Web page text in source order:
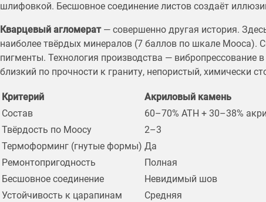
шлифовкой. Бесшовное соединение листов создаёт
Кварцевый агломерат— совершенно другая история.
наиболее твёрдых минералов (7 баллов по шкале
пигменты. Технология производства — вибропрессование
близкий по прочности к граниту, непористый, химически
Критерий Акриловый камень
Состав
60–70% ATH + 30–38%
Твёрдость по Моосу
2–3
Термоформинг (гнутые формы) Да
Ремонтопригодность
Полная
Бесшовное соединение
Невидимый шов
Устойчивость к царапинам
Средняя